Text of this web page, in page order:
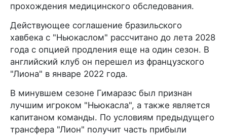
прохождения медицинского обследования.
Действующее соглашение бразильского
хавбека с "Ньюкаслом" рассчитано до лета 2028
года с опцией продления еще на один сезон. В
английский клуб он перешел из французского
"Лиона" в январе 2022 года.
В минувшем сезоне Гимараэс был признан
лучшим игроком "Ньюкасла", а также является
капитаном команды. По условиям предыдущего
трансфера "Лион" получит часть прибыли